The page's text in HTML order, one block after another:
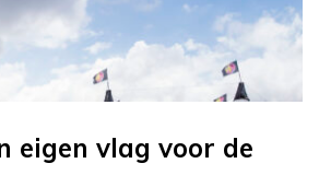
eigen vlag voor de